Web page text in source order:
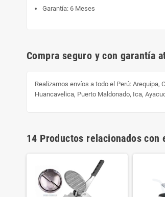
Garantía: 6 Meses
Compra seguro y con garantía
Realizamos envíos a todo el Perú: Arequipa,
Huancavelica, Puerto Maldonado, Ica,
14 Productos relacionados con